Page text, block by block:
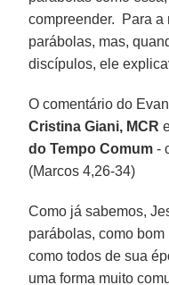
compreender. Para a
parábolas, mas,
discípulos, ele
O comentário do
Cristina Giani, MCR
do Tempo Comum -
(Marcos 4,26-34)
Como já sabemos,
parábolas, como
como todos de sua
uma forma muito